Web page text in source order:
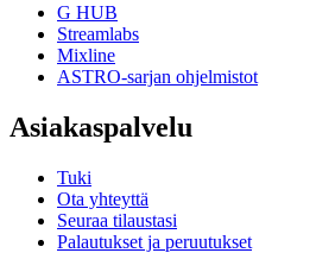
G HUB
Streamlabs
Mixline
ASTRO-sarjan ohjelmistot
Asiakaspalvelu
Tuki
Ota yhteyttä
Seuraa tilaustasi
Palautukset ja peruutukset